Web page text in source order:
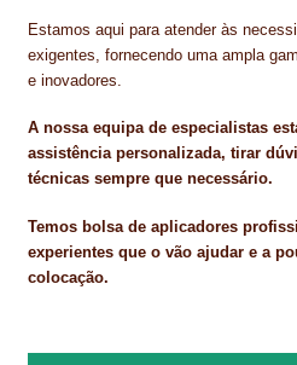
Estamos aqui para atender às
exigentes, fornecendo uma ampla
e inovadores.
A nossa equipa de especialistas
assistência personalizada, tirar
técnicas sempre que necessário.
Temos bolsa de aplicadores
experientes que o vão ajudar e a
colocação.